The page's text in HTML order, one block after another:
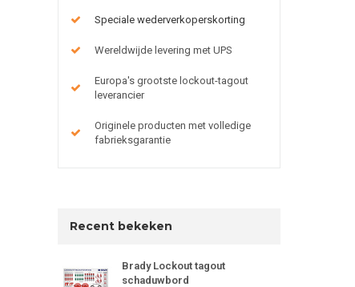
Speciale wederverkoperskorting
Wereldwijde levering met UPS
Europa's grootste lockout-tagout
leverancier
Originele producten met volledige
fabrieksgarantie
Recent bekeken
Brady Lockout tagout
schaduwbord